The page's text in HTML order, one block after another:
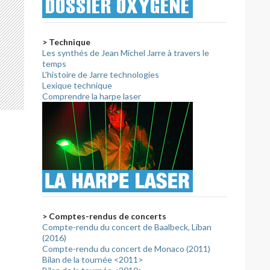
annulation du projet de concert de l’éclipse au Mexique
> Technique
Les synthés de Jean Michel Jarre à travers le
temps
L'histoire de Jarre technologies
Lexique technique
Comprendre la harpe laser
> Comptes-rendus de concerts
Compte-rendu du concert de Baalbeck, Liban
(2016)
Compte-rendu du concert de Monaco (2011)
Bilan de la tournée <2011>